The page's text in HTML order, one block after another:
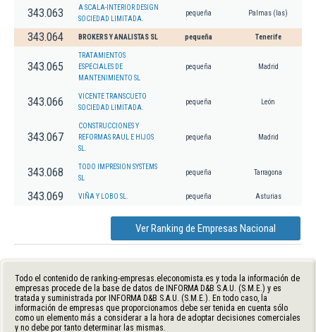
343.063
A SCALA-INTERIOR DESIGN
SOCIEDAD LIMITADA.
pequeña Palmas (las)
343.064 BROKERS Y ANALISTAS SL pequeña Tenerife
343.065
TRATAMIENTOS
ESPECIALES DE
MANTENIMIENTO SL
pequeña Madrid
343.066
VICENTE TRANSCUETO
SOCIEDAD LIMITADA.
pequeña León
343.067
CONSTRUCCIONES Y
REFORMAS RAUL E HIJOS
SL.
pequeña Madrid
343.068
TODO IMPRESION SYSTEMS
SL
pequeña Tarragona
343.069 VIÑA Y LOBO SL. pequeña Asturias
Ver Ranking de Empresas Nacional
Todo el contenido de ranking-empresas.eleconomista.es y toda la información de
empresas procede de la base de datos de INFORMA D&B S.A.U. (S.M.E.) y es
tratada y suministrada por INFORMA D&B S.A.U. (S.M.E.). En todo caso, la
información de empresas que proporcionamos debe ser tenida en cuenta sólo
como un elemento más a considerar a la hora de adoptar decisiones comerciales
y no debe por tanto determinar las mismas.